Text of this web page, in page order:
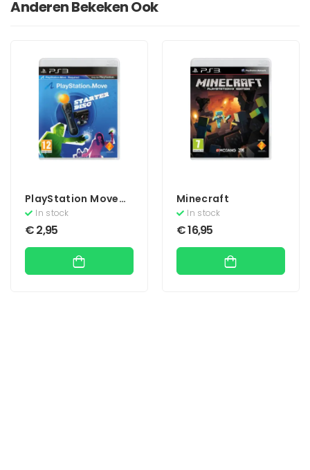
Anderen Bekeken Ook
PlayStation Move
Starter Disc
(Zonder Boekje)
(Move)
In stock
€2,95
Minecraft
In stock
€16,95